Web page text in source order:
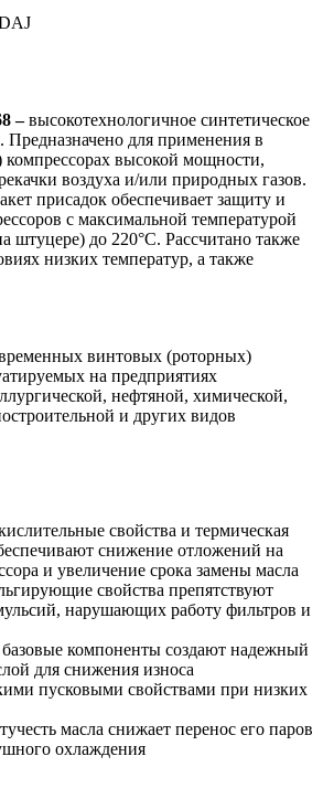
–высокотехнологичное синтетическое
Предназначено для применения в
высокой мощности,
воздуха и/или природных газов.
присадок обеспечивает защиту и
с максимальной температурой
штуцере) до 220°С. Рассчитано также
низких температур, а также
винтовых (роторных)
на предприятиях
нефтяной, химической,
и других видов
свойства и термическая
снижение отложений на
и увеличение срока замены масла
свойства препятствуют
нарушающих работу фильтров и
компоненты создают надежный
для снижения износа
пусковыми свойствами при низких
масла снижает перенос его паров
охлаждения